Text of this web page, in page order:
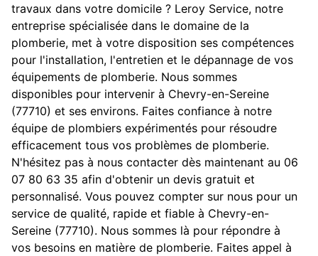
travaux dans votre domicile ? Leroy Service, notre
entreprise spécialisée dans le domaine de la
plomberie, met à votre disposition ses compétences
pour l'installation, l'entretien et le dépannage de vos
équipements de plomberie. Nous sommes
disponibles pour intervenir à Chevry-en-Sereine
(77710) et ses environs. Faites confiance à notre
équipe de plombiers expérimentés pour résoudre
efficacement tous vos problèmes de plomberie.
N'hésitez pas à nous contacter dès maintenant au 06
07 80 63 35 afin d'obtenir un devis gratuit et
personnalisé. Vous pouvez compter sur nous pour un
service de qualité, rapide et fiable à Chevry-en-
Sereine (77710). Nous sommes là pour répondre à
vos besoins en matière de plomberie. Faites appel à